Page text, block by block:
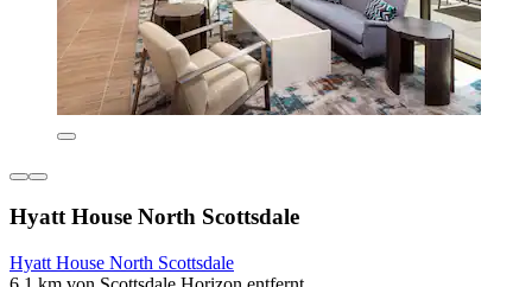
Hyatt House North Scottsdale
Hyatt House North Scottsdale